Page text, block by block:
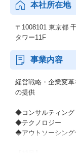
本社所在地
〒1008101 東京都
タワー11F
事業内容
経営戦略・企業変
の提供
◆コンサルティング
◆テクノロジー
◆アウトソーシング